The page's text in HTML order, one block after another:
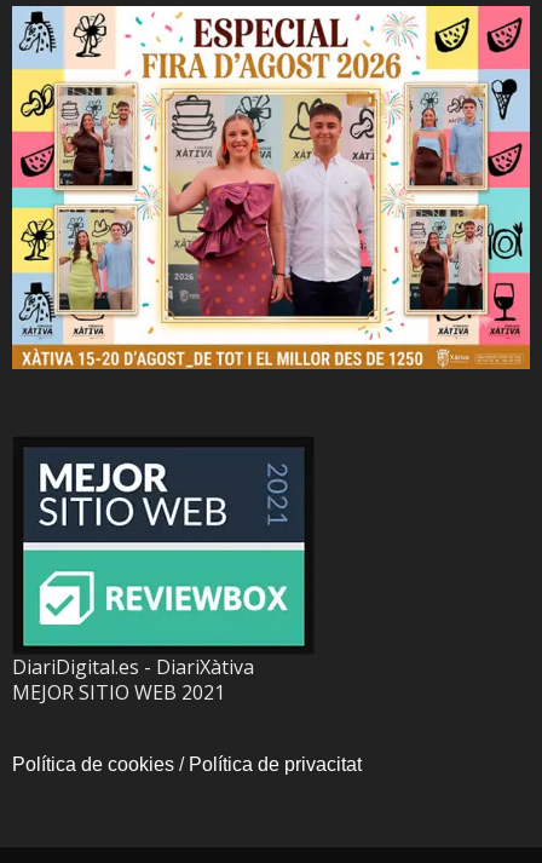
DiariDigital.es - DiariXàtiva
MEJOR SITIO WEB 2021
Política de cookies / Política de privacitat